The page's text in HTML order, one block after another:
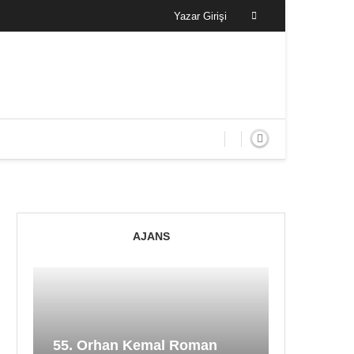
Yazar Girişi
AJANS
55. Orhan Kemal Roman